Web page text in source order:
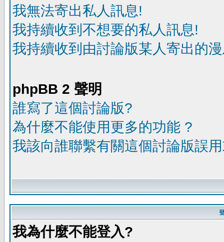
我無法寄出私人訊息!
我持續收到不想要的私人訊息!
我持續收到由討論版某人寄出的
phpBB 2 聲明
誰寫了這個討論版?
為什麼不能使用更多的功能 ?
我該向誰聯繫有關這個討論版誤
我為什麼不能登入?